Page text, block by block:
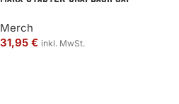
Merch
31,95 € inkl. MwSt.